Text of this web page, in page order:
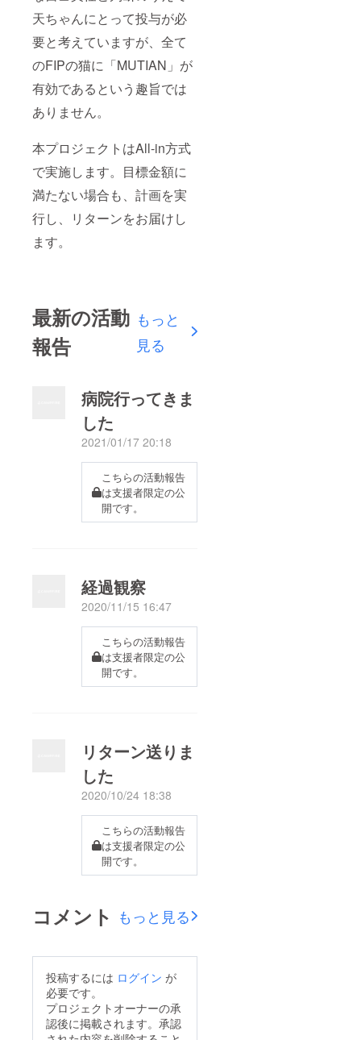
天ちゃんにとって投与が必
要と考えていますが、全て
のFIPの猫に「MUTIAN」が
有効であるという趣旨では
ありません。
本プロジェクトはAll-in方式
で実施します。目標金額に
満たない場合も、計画を実
行し、リターンをお届けし
ます。
最新の活動
報告
もっと
見る
病院行ってきま
した
2021/01/17 20:18
こちらの活動報告
は支援者限定の公
開です。
経過観察
2020/11/15 16:47
こちらの活動報告
は支援者限定の公
開です。
リターン送りま
した
2020/10/24 18:38
こちらの活動報告
は支援者限定の公
開です。
コメント もっと見る
投稿するには ログイン が
必要です。
プロジェクトオーナーの承
認後に掲載されます。承認